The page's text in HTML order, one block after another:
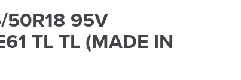
50R18 95V
TL TL (MADE IN